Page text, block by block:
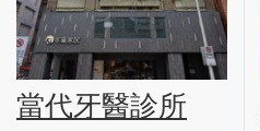
當代牙醫診所